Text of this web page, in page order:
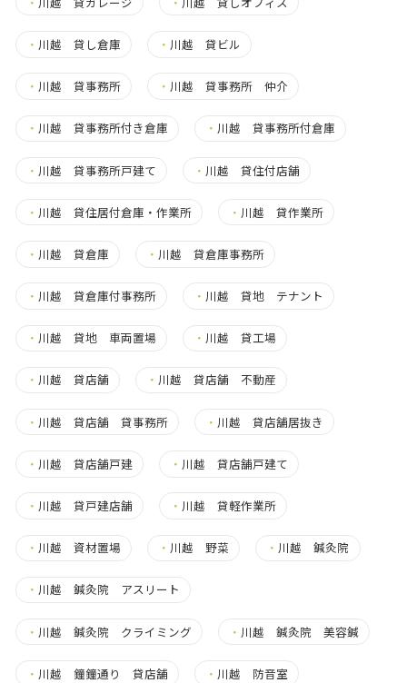
・ 川越 貸し倉庫 ・ 川越 貸ビル
・ 川越 貸事務所 ・ 川越 貸事務所 仲介
・ 川越 貸事務所付き倉庫 ・ 川越 貸事務所付倉庫
・ 川越 貸事務所戸建て ・ 川越 貸住付店舗
・ 川越 貸住居付倉庫・作業所 ・ 川越 貸作業所
・ 川越 貸倉庫 ・ 川越 貸倉庫事務所
・ 川越 貸倉庫付事務所 ・ 川越 貸地 テナント
・ 川越 貸地 車両置場 ・ 川越 貸工場
・ 川越 貸店舗 ・ 川越 貸店舗 不動産
・ 川越 貸店舗 貸事務所 ・ 川越 貸店舗居抜き
・ 川越 貸店舗戸建 ・ 川越 貸店舗戸建て
・ 川越 貸戸建店舗 ・ 川越 貸軽作業所
・ 川越 資材置場 ・ 川越 野菜 ・ 川越 鍼灸院
・ 川越 鍼灸院 アスリート
・ 川越 鍼灸院 クライミング ・ 川越 鍼灸院 美容鍼
・ 川越 鐘鐘通り 貸店舗 ・ 川越 防音室